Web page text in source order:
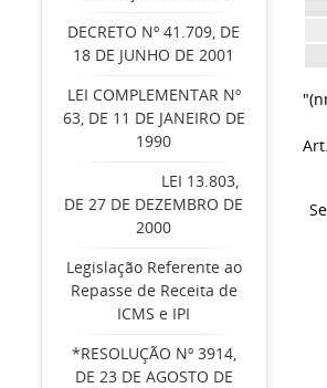
DECRETO Nº 41.709, DE
18 DE JUNHO DE 2001
LEI COMPLEMENTAR Nº
63, DE 11 DE JANEIRO DE
1990
LEI 13.803,
DE 27 DE DEZEMBRO DE
2000
Legislação Referente ao
Repasse de Receita de
ICMS e IPI
*RESOLUÇÃO Nº 3914,
DE 23 DE AGOSTO DE